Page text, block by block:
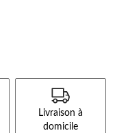
Livraison à
domicile